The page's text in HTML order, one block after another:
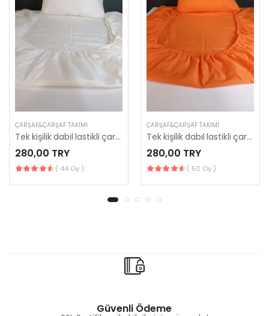
ÇARŞAF&ÇARŞAF TAKIMI
Tek kişilik dabıl lastikli çarşaf 120*200
280,00 TRY
( 44 Oy )
ÇARŞAF&ÇARŞAF TAKIMI
Tek kişilik dabıl lastikli çarşaf 120*200
280,00 TRY
( 50 Oy )
Güvenli Ödeme